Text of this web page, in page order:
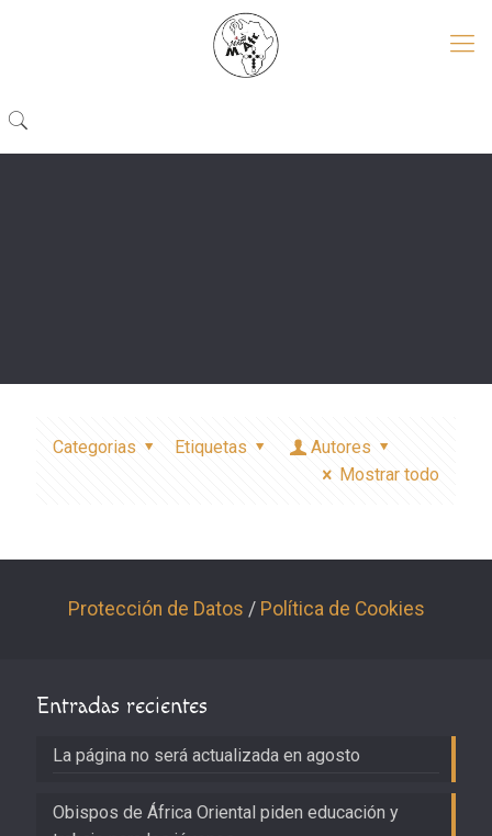
Categorias Etiquetas
Autores
Mostrar todo
Protección de Datos / Política de Cookies
Entradas recientes
La página no será actualizada en agosto
Obispos de África Oriental piden educación y